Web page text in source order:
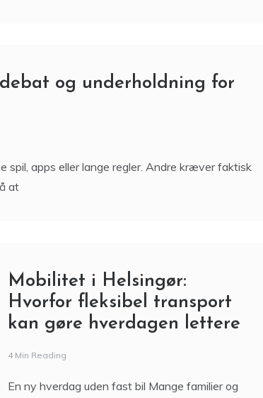
og underholdning for
spil, apps eller lange regler. Andre kræver faktisk
at
Mobilitet i Helsingør:
Hvorfor fleksibel transport
kan gøre hverdagen lettere
4 Min Reading
En ny hverdag uden fast bil Mange familier og